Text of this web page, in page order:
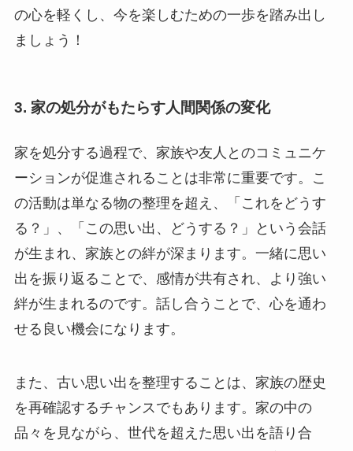
の心を軽くし、今を楽しむための一歩を踏み出し
ましょう！
3. 家の処分がもたらす人間関係の変化
家を処分する過程で、家族や友人とのコミュニケ
ーションが促進されることは非常に重要です。こ
の活動は単なる物の整理を超え、「これをどうす
る？」、「この思い出、どうする？」という会話
が生まれ、家族との絆が深まります。一緒に思い
出を振り返ることで、感情が共有され、より強い
絆が生まれるのです。話し合うことで、心を通わ
せる良い機会になります。
また、古い思い出を整理することは、家族の歴史
を再確認するチャンスでもあります。家の中の
品々を見ながら、世代を超えた思い出を語り合